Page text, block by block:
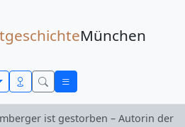
München
ist gestorben – Autorin der